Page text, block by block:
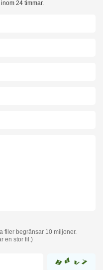
24 timmar.
filer begränsar 10 miljoner.
en stor fil.)